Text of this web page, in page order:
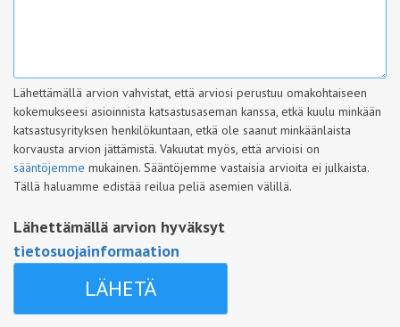
Lähettämällä arvion vahvistat, että arviosi perustuu omakohtaiseen
kokemukseesi asioinnista katsastusaseman kanssa, etkä kuulu minkään
katsastusyrityksen henkilökuntaan, etkä ole saanut minkäänlaista
korvausta arvion jättämistä. Vakuutat myös, että arvioisi on
sääntöjemme mukainen. Sääntöjemme vastaisia arvioita ei julkaista.
Tällä haluamme edistää reilua peliä asemien välillä.
Lähettämällä arvion hyväksyt
tietosuojainformaation